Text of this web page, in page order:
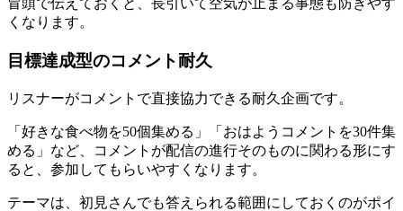
冒頭で伝えておくと、長引いて空気が止まる事態も防ぎやす
くなります。
目標達成型のコメント耐久
リスナーがコメントで直接協力できる耐久企画です。
「好きな食べ物を50個集める」「おはようコメントを30件集
める」など、コメントが配信の進行そのものに関わる形にす
ると、参加してもらいやすくなります。
テーマは、初見さんでも答えられる範囲にしておくのがポイ